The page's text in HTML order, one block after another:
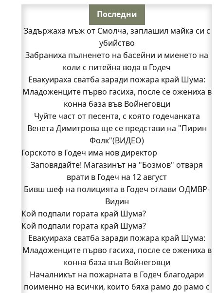
Последни
Задържаха мъж от Смолча, заплашил майка си с
убийство
Забраниха пълненето на басейни и миенето на
коли с питейна вода в Годеч
Евакуираха сватба заради пожара край Шума:
Младоженците първо гасиха, после се ожениха в
конна база във Войнеговци
Чуйте част от песента, с която годечанката
Венета Димитрова ще се представи на "Пирин
Фолк"(ВИДЕО)
Горското в Годеч има нов директор
Заповядайте! Магазинът на "Бозмов" отваря
врати в Годеч на 12 август
Бивш шеф на полицията в Годеч оглави ОДМВР-
Видин
Кой подпали гората край Шума?
Младежи от Люлин и Део сред първите
доброволци на пожара край Шума (СНИМКИ)
Началникът на пожарната в Годеч благодари
поименно на всички, които бяха рамо до рамо с
огнеборците!
150 декара гори, треви и храсти изгоряха край
Кой подпали гората край Шума?
Евакуираха сватба заради пожара край Шума:
Младоженците първо гасиха, после се ожениха в
конна база във Войнеговци
Началникът на пожарната в Годеч благодари
поименно на всички, които бяха рамо до рамо с